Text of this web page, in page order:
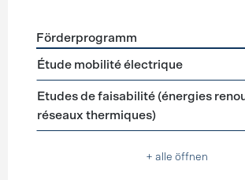
Förderprogramme Studien
Förderprogramm
Étude mobilité électrique
Etudes de faisabilité (énergies
réseaux thermiques)
+ alle öffnen